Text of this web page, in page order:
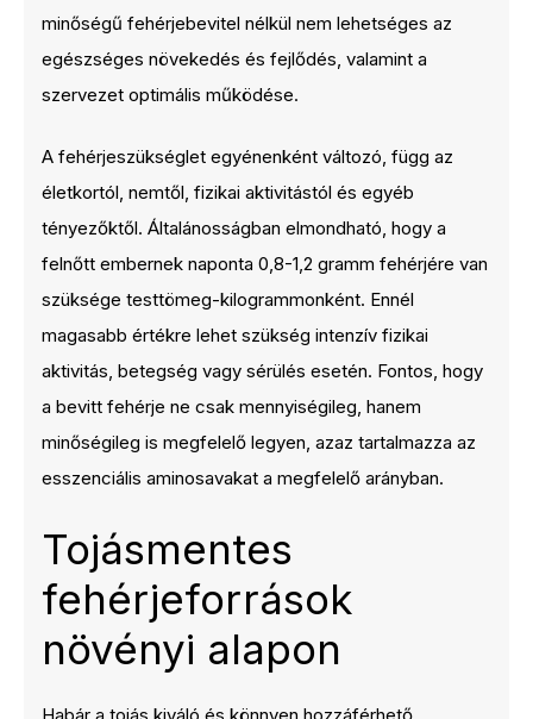
minőségű fehérjebevitel nélkül nem lehetséges az
egészséges növekedés és fejlődés, valamint a
szervezet optimális működése.
A fehérjeszükséglet egyénenként változó, függ az
életkortól, nemtől, fizikai aktivitástól és egyéb
tényezőktől. Általánosságban elmondható, hogy a
felnőtt embernek naponta 0,8-1,2 gramm fehérjére van
szüksége testtömeg-kilogrammonként. Ennél
magasabb értékre lehet szükség intenzív fizikai
aktivitás, betegség vagy sérülés esetén. Fontos, hogy
a bevitt fehérje ne csak mennyiségileg, hanem
minőségileg is megfelelő legyen, azaz tartalmazza az
esszenciális aminosavakat a megfelelő arányban.
Tojásmentes
fehérjeforrások
növényi alapon
Habár a tojás kiváló és könnyen hozzáférhető